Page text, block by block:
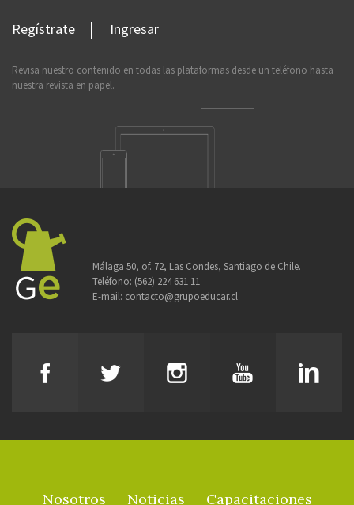
Regístrate Ingresar
Revisa nuestro contenido en todas las plataformas desde un teléfono hasta
nuestra revista en papel.
Málaga 50, of. 72, Las Condes, Santiago de Chile.
Teléfono: (562) 224 631 11
E-mail: contacto@grupoeducar.cl
Nosotros Noticias Capacitaciones